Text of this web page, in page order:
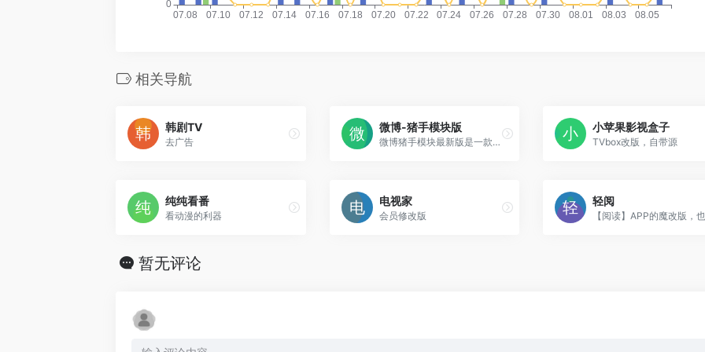
相关导航
韩剧TV
去广告
微博-猪手模块版
微博猪手模块最新版是一款安卓微博猪手模块最新插件，让你一键去除微博广告，增强手机功能，支持root和非root机型。
小苹果影视盒子
TVbox改版，自带源
纯纯看番
看动漫的利器
电视家
会员修改版
轻阅
暂无评论